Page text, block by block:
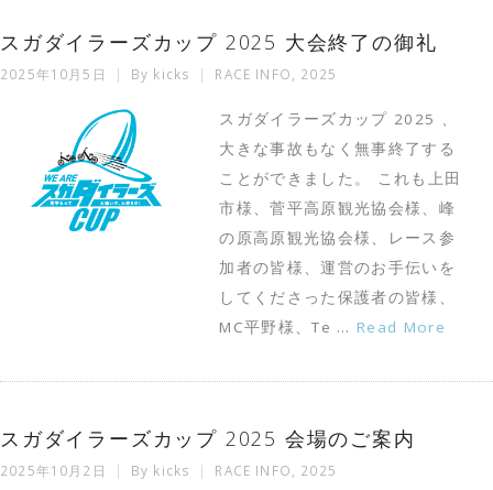
スガダイラーズカップ 2025 大会終了の御礼
2025年10月5日 By kicks RACE INFO 2025
スガダイラーズカップ 2025 、
大きな事故もなく無事終了する
ことができました。 これも上田
市様、菅平高原観光協会様、峰
の原高原観光協会様、レース参
加者の皆様、運営のお手伝いを
してくださった保護者の皆様、
MC平野様、Te … Read More
スガダイラーズカップ 2025 会場のご案内
2025年10月2日 By kicks RACE INFO 2025